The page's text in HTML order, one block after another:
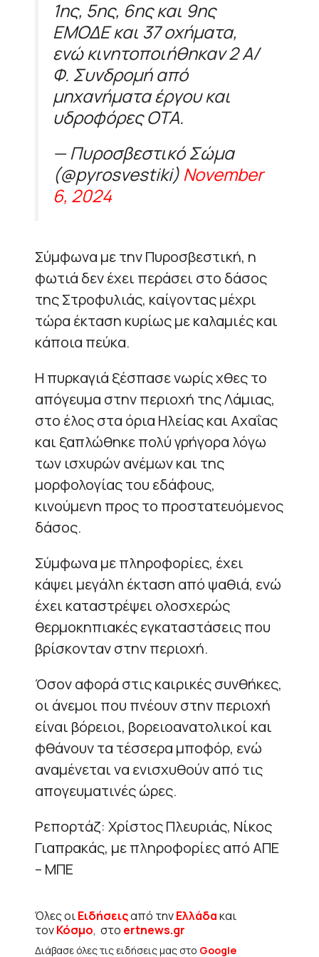
1ης, 5ης, 6ης και 9ης
ΕΜΟΔΕ και 37 οχήματα,
ενώ κινητοποιήθηκαν 2 Α/
Φ. Συνδρομή από
μηχανήματα έργου και
υδροφόρες ΟΤΑ.
— Πυροσβεστικό Σώμα
(@pyrosvestiki) November
6, 2024
Σύμφωνα με την Πυροσβεστική, η
φωτιά δεν έχει περάσει στο δάσος
της Στροφυλιάς, καίγοντας μέχρι
τώρα έκταση κυρίως με καλαμιές και
κάποια πεύκα.
Η πυρκαγιά ξέσπασε νωρίς χθες το
απόγευμα στην περιοχή της Λάμιας,
στο έλος στα όρια Ηλείας και Αχαΐας
και ξαπλώθηκε πολύ γρήγορα λόγω
των ισχυρών ανέμων και της
μορφολογίας του εδάφους,
κινούμενη προς το προστατευόμενος
δάσος.
Σύμφωνα με πληροφορίες, έχει
κάψει μεγάλη έκταση από ψαθιά, ενώ
έχει καταστρέψει ολοσχερώς
θερμοκηπιακές εγκαταστάσεις που
βρίσκονταν στην περιοχή.
Όσον αφορά στις καιρικές συνθήκες,
οι άνεμοι που πνέουν στην περιοχή
είναι βόρειοι, βορειοανατολικοί και
φθάνουν τα τέσσερα μποφόρ, ενώ
αναμένεται να ενισχυθούν από τις
απογευματινές ώρες.
Ρεπορτάζ: Χρίστος Πλευριάς, Νίκος
Γιαπρακάς, με πληροφορίες από ΑΠΕ
– ΜΠΕ
Όλες οιΕιδήσειςαπό τηνΕλλάδακαι
τονΚόσμο, στο ertnews.gr
Διάβασε όλες τις ειδήσεις μας στο Google